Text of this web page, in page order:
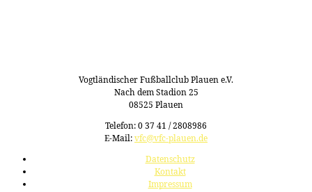
Vogtländischer Fußballclub Plauen e.V.
Nach dem Stadion 25
08525 Plauen
Telefon: 0 37 41 / 2808986
E-Mail:vfc@vfc-plauen.de
Datenschutz
Kontakt
Impressum